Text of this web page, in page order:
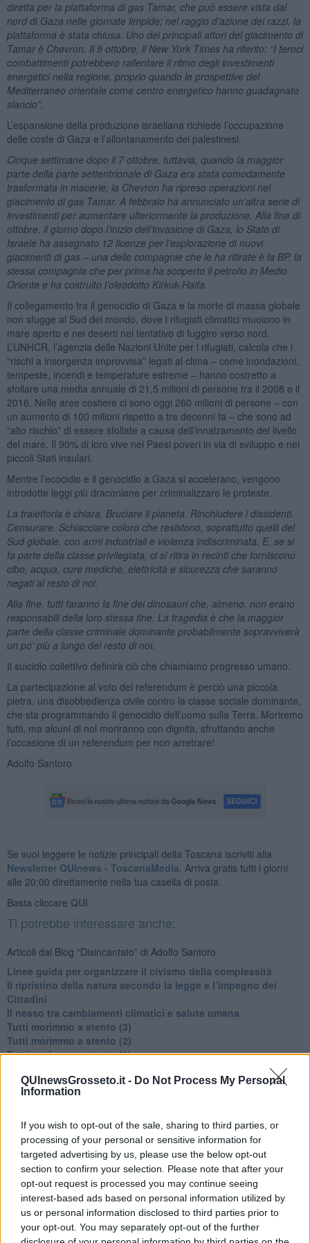
QUInewsGrosseto.it - Do Not Process My Personal
Information
If you wish to opt-out of the sale, sharing to third parties, or
processing of your personal or sensitive information for
targeted advertising by us, please use the below opt-out
section to confirm your selection. Please note that after your
opt-out request is processed you may continue seeing
interest-based ads based on personal information utilized by
us or personal information disclosed to third parties prior to
your opt-out. You may separately opt-out of the further
diretta per la piattaforma di gas Tamar, che può essere vista dal
nord di Gaza nelle giornate limpide; nel raggio d’azione dei razzi, la
piattaforma è stata chiusa. Uno dei principali attori del giacimento di
Tamar è Chevron. Il 9 ottobre, il New York Times ha riferito: “I feroci
combattimenti potrebbero rallentare il ritmo degli investimenti
energetici nella regione, proprio quando le prospettive del
Mediterraneo orientale come centro energetico hanno guadagnato
slancio”.
L’espansione della produzione israeliana richiede l’occupazione
delle coste di Gaza e l’allontanamento dei palestinesi.
Cinque settimane dopo il 7 ottobre, tuttavia, quando la maggior
parte della parte settentrionale di Gaza era stata comodamente
trasformata in macerie, la Chevron ha ripreso operazioni nel
giacimento di gas Tamar. A febbraio ha annunciato un’altra serie di
investimenti per aumentare ulteriormente la produzione. Alla fine di
ottobre, il giorno dopo l’inizio dell’invasione di Gaza, lo Stato di
Israele ha assegnato 12 licenze per l’esplorazione di nuovi
giacimenti di gas – una delle compagnie che le ha ritirate è la BP, la
stessa compagnia che per prima ha scoperto il petrolio in Medio
Oriente e ha costruito l’oleodotto Kirkuk-Haifa.
Il collegamento tra il genocidio di Gaza e la morte di massa globale
non sfugge al Sud del mondo, dove i rifugiati climatici muoiono in
mare aperto e nei deserti nel tentativo di fuggire verso nord.
L’UNHCR, l’agenzia delle Nazioni Unite per i rifugiati, calcola che i
“rischi a insorgenza improvvisa” legati al clima – come inondazioni,
tempeste, incendi e temperature estreme – hanno costretto a
sfollare una media annuale di 21,5 milioni di persone tra il 2008 e il
2016. Nelle aree costiere ci sono oggi 260 milioni di persone – con
un aumento di 100 milioni rispetto a tre decenni fa – che sono ad
“alto rischio” di essere sfollate a causa dell’innalzamento del livello
del mare. Il 90% di loro vive nei Paesi poveri in via di sviluppo e nei
piccoli Stati insulari.
Mentre l’ecocidio e il genocidio a Gaza si accelerano, vengono
introdotte leggi più draconiane per criminalizzare le proteste.
La traiettoria è chiara. Bruciare il pianeta. Rinchiudere i dissidenti.
Censurare. Schiacciare coloro che resistono, soprattutto quelli del
Sud globale, con armi industriali e violenza indiscriminata. E, se si
fa parte della classe privilegiata, ci si ritira in recinti che forniscono
cibo, acqua, cure mediche, elettricità e sicurezza che saranno
negati al resto di noi.
Alla fine, tutti faranno la fine dei dinosauri che, almeno, non erano
responsabili della loro stessa fine. La tragedia è che la maggior
parte della classe criminale dominante probabilmente sopravviverà
un po’ più a lungo del resto di noi.
Il suicidio collettivo definirà ciò che chiamiamo progresso umano.
La partecipazione al voto del referendum è perciò una piccola
pietra, una disobbedienza civile contro la classe sociale dominante,
che sta programmando il genocidio dell’uomo sulla Terra. Moriremo
tutti, ma alcuni di noi moriranno con dignità, sfruttando anche
l’occasione di un referendum per non arretrare!
Adolfo Santoro
Se vuoi leggere le notizie principali della Toscana iscriviti alla
Newsletter QUInews - ToscanaMedia. Arriva gratis tutti i giorni
alle 20:00 direttamente nella tua casella di posta.
Basta cliccare QUI
Ti potrebbe interessare anche:
Articoli dal Blog “Disincantato” di Adolfo Santoro
​Linee guida per organizzare il civismo della complessità
​Il ripristino della natura secondo la legge e l’impegno dei
Cittadini
Il nesso tra cambiamenti climatici e salute umana
Tutti morimmo a stento (3)
Tutti morimmo a stento (2)
​Tutti morimmo a stento (1)
Un manuale essenziale per seguire il CORRIDOIO BLU
Il corridoio blu
​I costi dell’adeguamento al cold ironing
Alcune domande da esordiente agli esperti che decidono le
sorti dell’Elba
Verso il full electric a gestione pubblica dei traghetti​
​La Scienza dei Cittadini e i Cittadini per l’Aria
Trump e le sue guerre contro i deboli e contro la terra
​Le furbate elettorali della Meloni e la testardaggine
dell’opposizione
​Date loro l’Oscar al posto del Nobel per la Pace